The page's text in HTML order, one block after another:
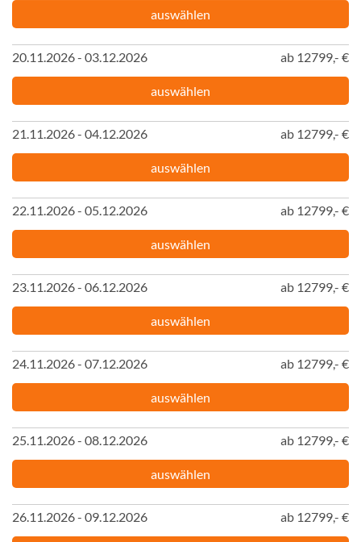
auswählen
20.11.2026 - 03.12.2026 ab 12799,- €
auswählen
21.11.2026 - 04.12.2026 ab 12799,- €
auswählen
22.11.2026 - 05.12.2026 ab 12799,- €
auswählen
23.11.2026 - 06.12.2026 ab 12799,- €
auswählen
24.11.2026 - 07.12.2026 ab 12799,- €
auswählen
25.11.2026 - 08.12.2026 ab 12799,- €
auswählen
26.11.2026 - 09.12.2026 ab 12799,- €